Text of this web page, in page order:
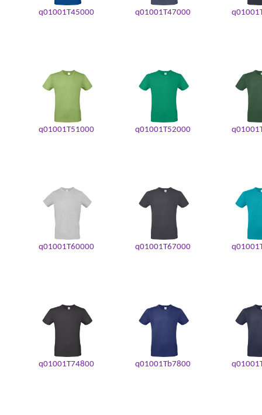
q01001T45000 q01001T47000
q01001T51000 q01001T52000
q01001T60000 q01001T67000
q01001T74800 q01001Tb7800